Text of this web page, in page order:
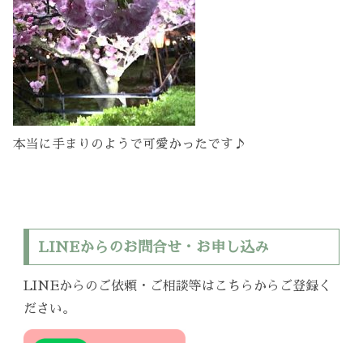
本当に手まりのようで可愛かったです♪
LINEからのお問合せ・お申し込み
LINEからのご依頼・ご相談等はこちらからご登録く
ださい。